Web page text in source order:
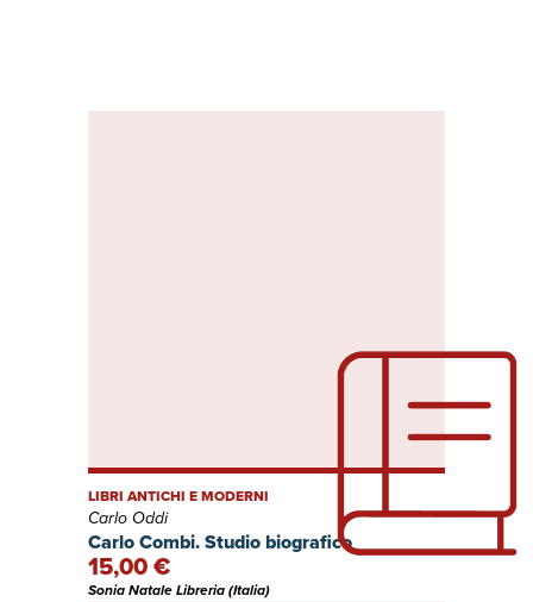
Carlo Combi. Studio biografico
LIBRI ANTICHI E MODERNI
Carlo Oddi
15,00 €
Sonia Natale Libreria (Italia)